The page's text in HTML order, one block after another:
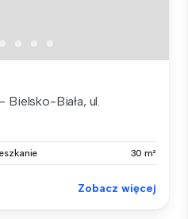
Bielsko-Biała, ul.
30 m²
Zobacz więcej